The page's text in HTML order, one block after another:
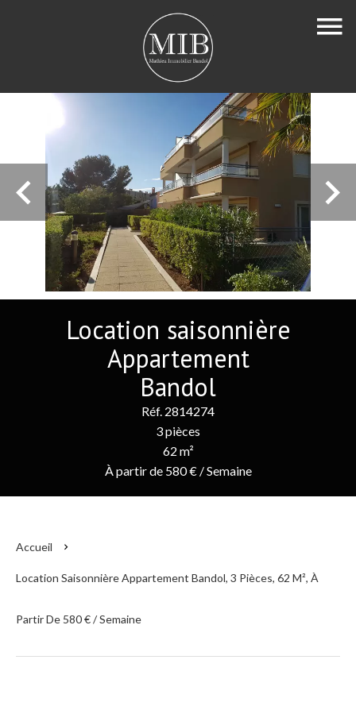
Location saisonnière
Appartement
Bandol
Réf. 2814274
3 pièces
62 m²
À partir de 580 € / Semaine
Accueil
Location Saisonnière Appartement Bandol, 3 Pièces, 62 M², À
Partir De 580 € / Semaine